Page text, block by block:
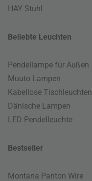
HAY Stuhl
Beliebte Leuchten
Pendellampe für Außen
Muuto Lampen
Kabellose Tischleuchten
Dänische Lampen
LED Pendelleuchte
Bestseller
Montana Panton Wire